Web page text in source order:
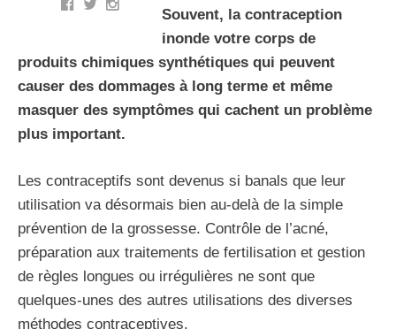
Souvent, la contraception
inonde votre corps de
produits chimiques synthétiques qui peuvent
causer des dommages à long terme et même
masquer des symptômes qui cachent un problème
plus important.
Les contraceptifs sont devenus si banals que leur
utilisation va désormais bien au-delà de la simple
prévention de la grossesse. Contrôle de l’acné,
préparation aux traitements de fertilisation et gestion
de règles longues ou irrégulières ne sont que
quelques-unes des autres utilisations des diverses
méthodes contraceptives.